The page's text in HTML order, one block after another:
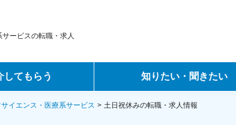
ービスの転職・求人
してもらう
ス
知りたい・聞きたい
転職ノウハウ
イエンス・医療系サービス 土日祝休みの転職・求人情報